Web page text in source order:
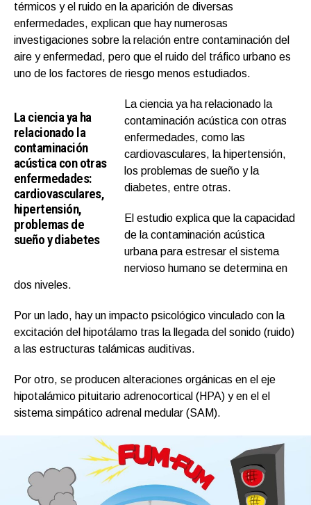
térmicos y el ruido en la aparición de diversas
enfermedades, explican que hay numerosas
investigaciones sobre la relación entre contaminación del
aire y enfermedad, pero que el ruido del tráfico urbano es
uno de los factores de riesgo menos estudiados.
La ciencia ya ha
relacionado la
contaminación
acústica con otras
enfermedades:
cardiovasculares,
hipertensión,
problemas de
sueño y diabetes
La ciencia ya ha relacionado la
contaminación acústica con otras
enfermedades, como las
cardiovasculares, la hipertensión,
los problemas de sueño y la
diabetes, entre otras.
El estudio explica que la capacidad
de la contaminación acústica
urbana para estresar el sistema
nervioso humano se determina en
dos niveles.
Por un lado, hay un impacto psicológico vinculado con la
excitación del hipotálamo tras la llegada del sonido (ruido)
a las estructuras talámicas auditivas.
Por otro, se producen alteraciones orgánicas en el eje
hipotalámico pituitario adrenocortical (HPA) y en el el
sistema simpático adrenal medular (SAM).